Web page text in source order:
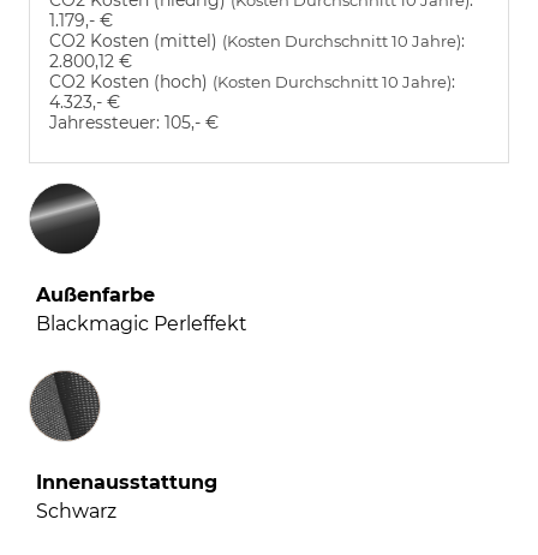
1.179,- €
CO2 Kosten (mittel) (Kosten Durchschnitt 10 Jahre):
2.800,12 €
CO2 Kosten (hoch) (Kosten Durchschnitt 10 Jahre):
4.323,- €
Jahressteuer: 105,- €
Außenfarbe
Blackmagic Perleffekt
Innenausstattung
Innenausstattung
Schwarz